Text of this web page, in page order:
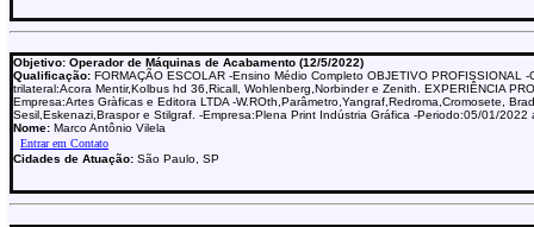
Objetivo: Operador de Máquinas de Acabamento (12/5/2022)
Qualificação: FORMAÇÃO ESCOLAR -Ensino Médio Completo OBJETIVO PROFISSIONAL -
trilateral:Acora Mentir,Kolbus hd 36,Ricall, Wohlenberg,Norbinder e Zenith. EXPERIÊNCIA
Empresa:Artes Gràficas e Editora LTDA -W.ROth,Parâmetro,Yangraf,Redroma,Cromosete,
Sesil,Eskenazi,Braspor e Stilgraf. -Empresa:Plena Print Indústria Gráfica -Periodo:05/01/2022
Nome: Marco Antônio Vilela
Cidades de Atuação: São Paulo, SP